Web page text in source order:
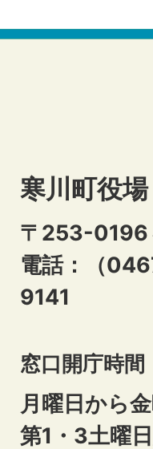
寒川町役場
〒253-0196
電話：（
9141
窓口開庁時間
月曜日から
第1・3土曜